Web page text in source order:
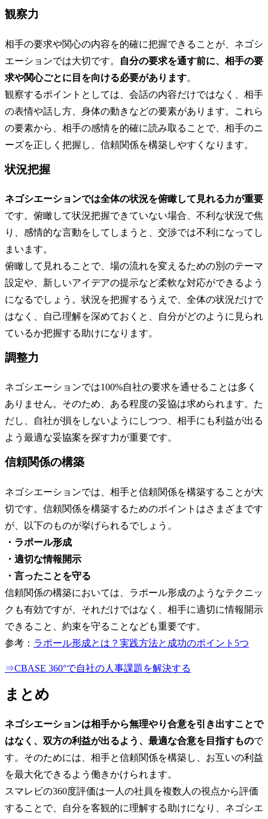
観察力
相手の要求や関心の内容を的確に把握できることが、ネゴシ
エーションでは大切です。
自分の要求を通す前に、相手の要
求や関心ごとに目を向ける必要があります。
観察するポイントとしては、会話の内容だけではなく、相手
の表情や話し方、身体の動きなどの要素があります。これら
の要素から、相手の感情を的確に読み取ることで、相手のニ
ーズを正しく把握し、信頼関係を構築しやすくなります。
状況把握
ネゴシエーションでは全体の状況を俯瞰して見れる力が重要
です。俯瞰して状況把握できていない場合、不利な状況で焦
り、感情的な言動をしてしまうと、交渉では不利になってし
まいます。
俯瞰して見れることで、場の流れを変えるための別のテーマ
設定や、新しいアイデアの提示など柔軟な対応ができるよう
になるでしょう。状況を把握するうえで、全体の状況だけで
はなく、自己理解を深めておくと、自分がどのように見られ
ているか把握する助けになります。
調整力
ネゴシエーションでは100%自社の要求を通せることは多く
ありません。そのため、ある程度の妥協は求められます。た
だし、自社が損をしないようにしつつ、相手にも利益が出る
よう最適な妥協案を探す力が重要です。
信頼関係の構築
ネゴシエーションでは、相手と信頼関係を構築することが大
切です。信頼関係を構築するためのポイントはさまざまです
が、以下のものが挙げられるでしょう。
・ラポール形成
・適切な情報開示
・言ったことを守る
信頼関係の構築においては、ラポール形成のようなテクニッ
クも有効ですが、それだけではなく、相手に適切に情報開示
できること、約束を守ることなども重要です。
参考： ラポール形成とは？実践方法と成功のポイント5つ
⇒CBASE 360°で自社の人事課題を解決する
まとめ
ネゴシエーションは相手から無理やり合意を引き出すことで
はなく、双方の利益が出るよう、最適な合意を目指すもので
す。そのためには、相手と信頼関係を構築し、お互いの利益
を最大化できるよう働きかけられます。
スマレビの360度評価は一人の社員を複数人の視点から評価
することで、自分を客観的に理解する助けになり、ネゴシエ